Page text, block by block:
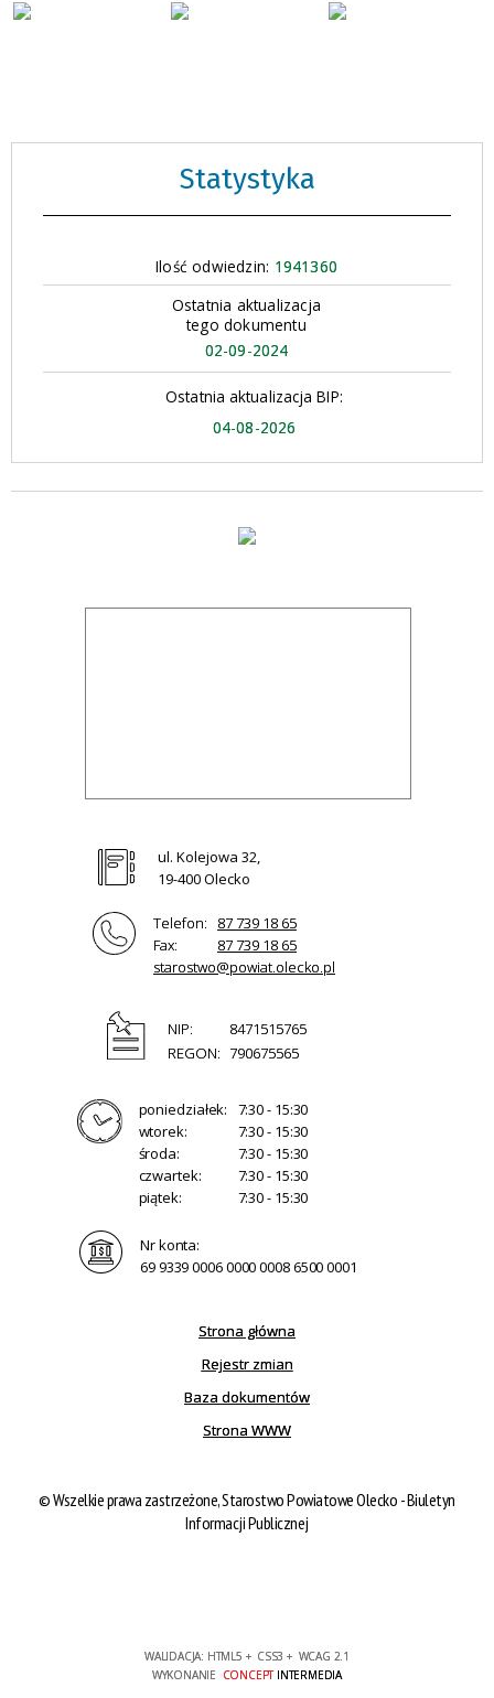
Statystyka
Ilość odwiedzin: 1941360
Ostatnia aktualizacja
tego dokumentu
02-09-2024
Ostatnia aktualizacja BIP:
04-08-2026
ul. Kolejowa 32,
19-400 Olecko
Telefon:
87 739 18 65
Fax:
87 739 18 65
starostwo@powiat.olecko.pl
NIP:
8471515765
REGON: 790675565
poniedziałek:
7:30 - 15:30
wtorek:
7:30 - 15:30
środa:
7:30 - 15:30
czwartek:
7:30 - 15:30
piątek:
7:30 - 15:30
Nr konta:
69 9339 0006 0000 0008 6500 0001
Strona główna
Rejestr zmian
Baza dokumentów
Strona WWW
©Wszelkie prawa zastrzeżone, Starostwo Powiatowe Olecko - Biuletyn
Informacji Publicznej
WALIDACJA: HTML5 + CSS3 + WCAG 2.1
WYKONANIE CONCEPTINTERMEDIA